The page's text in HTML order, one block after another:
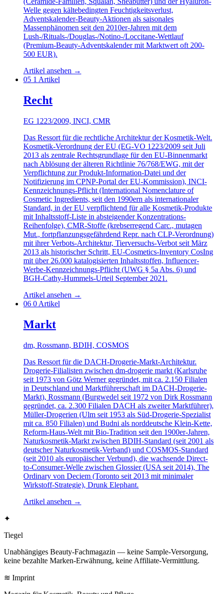
Welle gegen kältebedingten Feuchtigkeitsverlust,
Adventskalender-Beauty-Aktionen als saisonales
Massenphänomen seit den 2010er-Jahren mit dem
Lush-/Rituals-/Douglas-/Notino-/Loccitane-Wettlauf
(Premium-Beauty-Adventskalender mit Marktwert oft 200-
500 EUR).
Artikel ansehen →
05 1 Artikel
Recht
EG 1223/2009, INCI, CMR
Das Ressort für die rechtliche Architektur der Kosmetik-Welt.
Kosmetik-Verordnung der EU (EG-VO 1223/2009 seit Juli
2013 als zentrale Rechtsgrundlage für den EU-Binnenmarkt
nach Ablösung der älteren Richtlinie 76/768/EWG, mit der
Verpflichtung zur Produkt-Information-Datei und der
Notifizierung im CPNP-Portal der EU-Kommission), INCI-
Kennzeichnungs-Pflicht (International Nomenclature of
Cosmetic Ingredients, seit den 1990ern als internationaler
Standard, in der EU verpflichtend für alle Kosmetik-Produkte
mit Inhaltsstoff-Liste in absteigender Konzentrations-
Reihenfolge), CMR-Stoffe (krebserregend Carc., mutagen
Mut., fortpflanzungsgefährdend Repr. nach CLP-Verordnung)
mit ihrer Verbots-Architektur, Tierversuchs-Verbot seit März
2013 als historischer Schritt, EU-Cosmetics-Inventory CosIng
mit über 26.000 katalogisierten Inhaltsstoffen, Influencer-
Werbe-Kennzeichnungs-Pflicht (UWG § 5a Abs. 6) und
BGH-Cathy-Hummels-Urteil September 2021.
Artikel ansehen →
06 0 Artikel
Markt
dm, Rossmann, BDIH, COSMOS
Das Ressort für die DACH-Drogerie-Markt-Architektur.
Drogerie-Filialisten zwischen dm-drogerie markt (Karlsruhe
seit 1973 von Götz Werner gegründet, mit ca. 2.150 Filialen
in Deutschland und Marktführerschaft im DACH-Drogerie-
Markt), Rossmann (Burgwedel seit 1972 von Dirk Rossmann
gegründet, ca. 2.300 Filialen DACH als zweiter Marktführer),
Müller-Drogerien (Ulm seit 1953 als Süd-Drogerie-Spezialist
mit ca. 850 Filialen) und Budni als norddeutsche Klein-Kette,
Reform-Haus-Welt mit Bio-Tradition seit den 1900er-Jahren,
Naturkosmetik-Markt zwischen BDIH-Standard (seit 2001 als
deutscher Naturkosmetik-Verband) und COSMOS-Standard
(seit 2010 als europäischer Verbund), die wachsende Direct-
to-Consumer-Welle zwischen Glossier (USA seit 2014), The
Ordinary von Deciem (Toronto seit 2013 mit minimaler
Wirkstoff-Strategie), Drunk Elephant.
Artikel ansehen →
✦
Tiegel
Unabhängiges Beauty-Fachmagazin — keine Sample-Versorgung,
keine bezahlte Marken-Erwähnung, keine Affiliate-Vermittlung.
≋ Imprint